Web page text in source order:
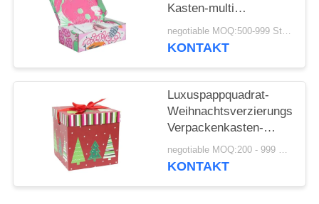
Kasten-multi
Farbauftritt
negotiable MOQ:500-999 Stücke
KONTAKT
Luxuspappquadrat-
Weihnachtsverzierungs-
Verpackenkasten-
kundenspezifisches
Logo-Drucken
negotiable MOQ:200 - 999 Stücke
KONTAKT